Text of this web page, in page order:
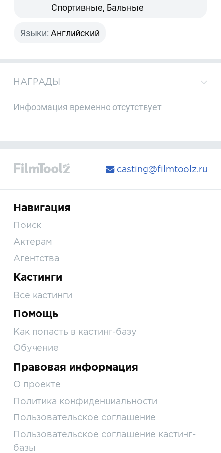
Спортивные, Бальные
Языки: Английский
НАГРАДЫ
Информация временно отсутствует
casting@filmtoolz.ru
Навигация
Поиск
Актерам
Агентства
Кастинги
Все кастинги
Помощь
Как попасть в кастинг-базу
Обучение
Правовая информация
О проекте
Политика конфиденциальности
Пользовательское соглашение
Пользовательское соглашение кастинг-
базы